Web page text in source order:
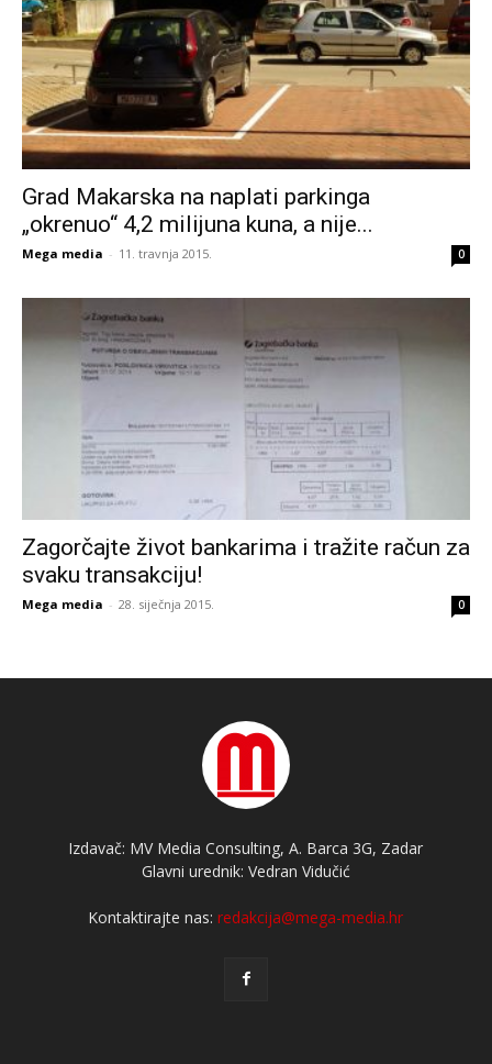
Grad Makarska na naplati parkinga
„okrenuo“ 4,2 milijuna kuna, a nije...
Mega media - 11. travnja 2015. 0
Zagorčajte život bankarima i tražite račun za
svaku transakciju!
Mega media - 28. siječnja 2015. 0
Izdavač: MV Media Consulting, A. Barca 3G, Zadar
Glavni urednik: Vedran Vidučić
Kontaktirajte nas:redakcija@mega-media.hr